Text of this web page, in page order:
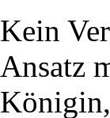
Kein
Ansatz